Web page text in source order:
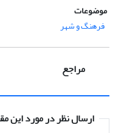
موضوعات
فرهنگ و شهر
مراجع
ارسال نظر در مورد این